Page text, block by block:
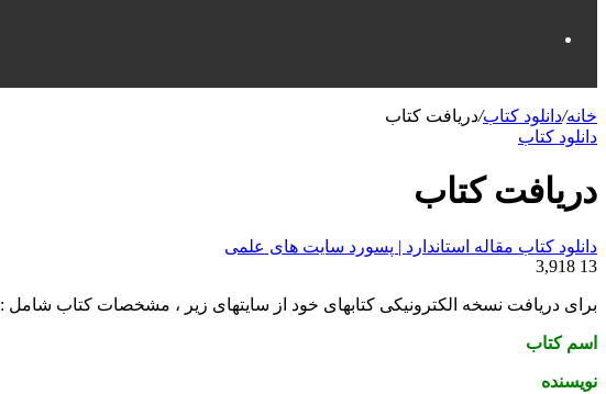
برای
خانه/دانلود کتاب/دریافت کتاب
دانلود کتاب
دریافت کتاب
دانلود کتاب مقاله استاندارد | پسورد سایت های علمی
13
برای دریافت نسخه الکترونیکی کتابهای خود از سایتهای زیر ، مشخصات کتاب شامل :
اسم کتاب
نویسنده